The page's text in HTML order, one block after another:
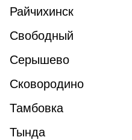
Райчихинск
Свободный
Серышево
Сковородино
Тамбовка
Тында